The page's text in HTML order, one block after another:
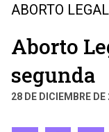
ABORTO
Aborto
segunda
28 DE DICIEMBRE DE